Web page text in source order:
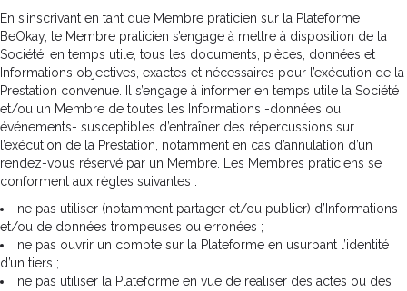
En s’inscrivant en tant que Membre praticien sur la Plateforme
BeOkay, le Membre praticien s’engage à mettre à disposition de la
Société, en temps utile, tous les documents, pièces, données et
Informations objectives, exactes et nécessaires pour l’exécution de la
Prestation convenue. Il s’engage à informer en temps utile la Société
et/ou un Membre de toutes les Informations -données ou
événements- susceptibles d’entraîner des répercussions sur
l’exécution de la Prestation, notamment en cas d’annulation d’un
rendez-vous réservé par un Membre. Les Membres praticiens se
conforment aux règles suivantes :
ne pas utiliser (notamment partager et/ou publier) d’Informations
et/ou de données trompeuses ou erronées ;
ne pas ouvrir un compte sur la Plateforme en usurpant l’identité
d’un tiers ;
ne pas utiliser la Plateforme en vue de réaliser des actes ou des